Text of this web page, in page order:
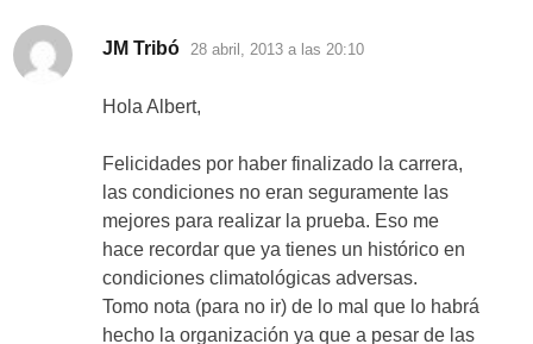
JM Tribó dice:
28 abril, 2013 a las 20:10
Hola Albert,
Felicidades por haber finalizado la carrera,
las condiciones no eran seguramente las
mejores para realizar la prueba. Eso me
hace recordar que ya tienes un histórico en
condiciones climatológicas adversas.
Tomo nota (para no ir) de lo mal que lo habrá
hecho la organización ya que a pesar de las